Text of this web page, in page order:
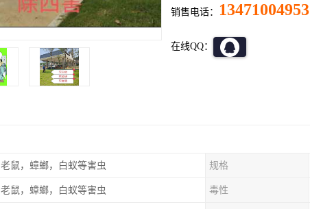
销售电话： 13471004953
在线QQ：
老鼠，蟑螂，白蚁等害虫 规格
老鼠，蟑螂，白蚁等害虫 毒性